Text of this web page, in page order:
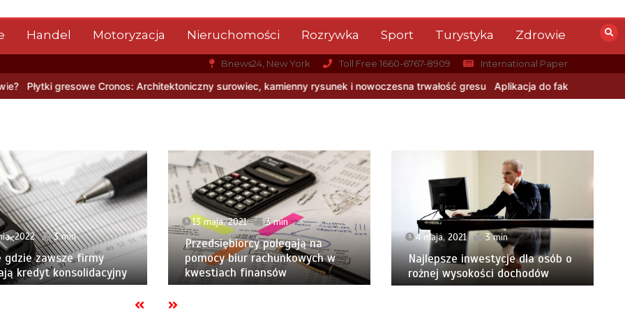
Handel Motoryzacja Nieruchomości Rozrywka Sport Turystyka Zdrowie
Bnews24, New York Toll Free 1660-6767-8909 International Paper
surowiec, kamienny rysunek i nowoczesna trwałość gresu Aplikacja do fakturowania terenowego — rozwiązanie dla
2022 3 min
gdzie zawsze firmy
kredyt konsolidacyjny
13 maja, 2021 3 min
Przedsiębiorcy polegają na
pomocy biur rachunkowych w
kwestiach finansów
4 maja, 2021 3 min
Najlepsze inwestycje dla osób o
rożnej wysokości dochodów